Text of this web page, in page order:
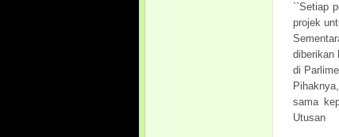
``Setiap
projek
diberikan
di
sama
Utusan